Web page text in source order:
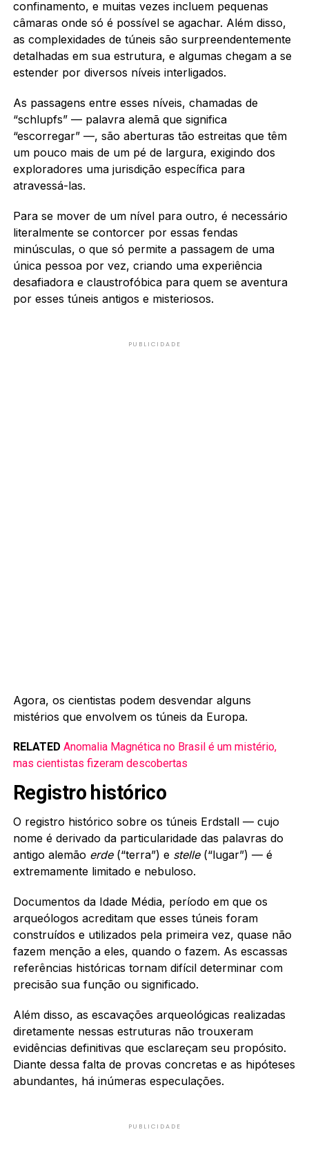
confinamento, e muitas vezes incluem pequenas
câmaras onde só é possível se agachar. Além disso,
as complexidades de túneis são surpreendentemente
detalhadas em sua estrutura, e algumas chegam a se
estender por diversos níveis interligados.
As passagens entre esses níveis, chamadas de
“schlupfs” — palavra alemã que significa
“escorregar” —, são aberturas tão estreitas que têm
um pouco mais de um pé de largura, exigindo dos
exploradores uma jurisdição específica para
atravessá-las.
Para se mover de um nível para outro, é necessário
literalmente se contorcer por essas fendas
minúsculas, o que só permite a passagem de uma
única pessoa por vez, criando uma experiência
desafiadora e claustrofóbica para quem se aventura
por esses túneis antigos e misteriosos.
PUBLICIDADE
Agora, os cientistas podem desvendar alguns
mistérios que envolvem os túneis da Europa.
RELATED Anomalia Magnética no Brasil é um mistério,
mas cientistas fizeram descobertas
Registro histórico
O registro histórico sobre os túneis Erdstall — cujo
nome é derivado da particularidade das palavras do
antigo alemão erde(“terra”) e stelle(“lugar”) — é
extremamente limitado e nebuloso.
Documentos da Idade Média, período em que os
arqueólogos acreditam que esses túneis foram
construídos e utilizados pela primeira vez, quase não
fazem menção a eles, quando o fazem. As escassas
referências históricas tornam difícil determinar com
precisão sua função ou significado.
Além disso, as escavações arqueológicas realizadas
diretamente nessas estruturas não trouxeram
evidências definitivas que esclareçam seu propósito.
Diante dessa falta de provas concretas e as hipóteses
abundantes, há inúmeras especulações.
PUBLICIDADE